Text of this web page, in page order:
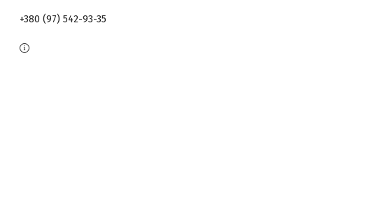
+380 (97) 542-93-35